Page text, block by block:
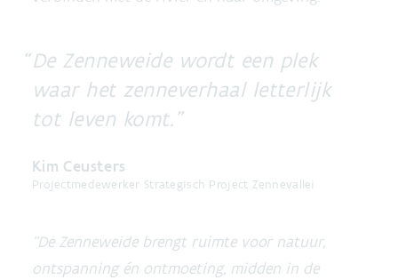
De Zenneweide wordt een plek
waar het zenneverhaal letterlijk
tot leven komt.
Kim Ceusters
Projectmedewerker Strategisch Project Zennevallei
“De Zenneweide brengt ruimte voor natuur,
ontspanning én ontmoeting, midden in de